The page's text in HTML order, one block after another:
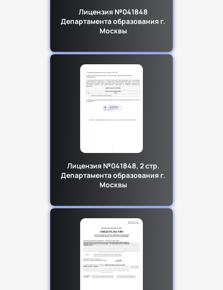
Факультет рекламы и связей с общественностью
Факультет социальной работы
Лицензия №041848
Департамента образования г.
Москвы
Лицензия №041848, 2 стр.
Департамента образования г.
Москвы